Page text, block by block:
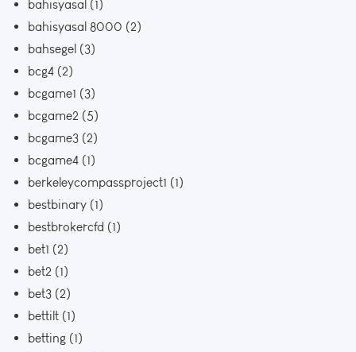
bahisyasal (1)
bahisyasal 8000 (2)
bahsegel (3)
bcg4 (2)
bcgame1 (3)
bcgame2 (5)
bcgame3 (2)
bcgame4 (1)
berkeleycompassproject1 (1)
bestbinary (1)
bestbrokercfd (1)
bet1 (2)
bet2 (1)
bet3 (2)
bettilt (1)
betting (1)